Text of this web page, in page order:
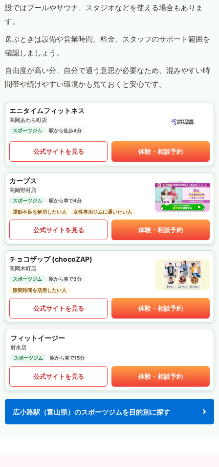
設ではプールやサウナ、スタジオなどを使える場合もありま
す。
選ぶときは設備や営業時間、料金、スタッフのサポート範囲を
確認しましょう。
自由度が高い分、自分で通う意思が必要なため、混みやすい時
間帯や続けやすい環境かも見ておくと安心です。
エニタイムフィットネス
高岡あわら町店
スポーツジム 駅から徒歩4分
公式サイトを見る 体験・相談予約
カーブス
高岡野村店
スポーツジム
駅から車で4分
運動不足を解消したい人
女性専用ジムに通いたい人
公式サイトを見る 体験・相談予約
チョコザップ (chocoZAP)
高岡木町店
スポーツジム
駅から車で3分
隙間時間を活用したい人
公式サイトを見る 体験・相談予約
フィットイージー
射水店
スポーツジム 駅から車で15分
公式サイトを見る 体験・相談予約
広小路駅（富山県）のスポーツジムを目的別に探す